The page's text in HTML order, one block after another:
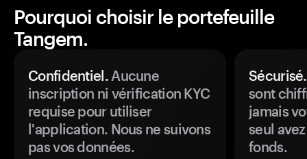
Pourquoi choisir le portefeuille
Tangem.
Confidentiel.Aucune
inscription ni vérification KYC
requise pour utiliser
l'application. Nous ne suivons
pas vos données.
Sécurisé.
sont
jamais
seul
fonds.